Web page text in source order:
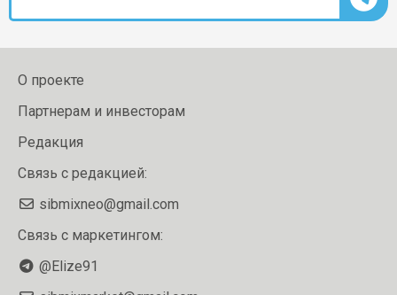
О проекте
Партнерам и инвесторам
Редакция
Связь с редакцией:
sibmixneo@gmail.com
Связь с маркетингом:
@Elize91